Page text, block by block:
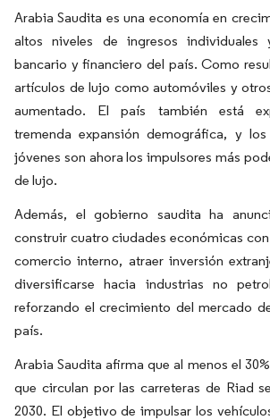
Arabia Saudita es una economía en
altos niveles de ingresos
bancario y financiero del país. Como
artículos de lujo como automóviles y
aumentado. El país también está
tremenda expansión demográfica, y
jóvenes son ahora los impulsores más
de lujo.
Además, el gobierno saudita ha
construir cuatro ciudades económicas
comercio interno, atraer inversión
diversificarse hacia industrias no
reforzando el crecimiento del mercado
país.
Arabia Saudita afirma que al menos el
que circulan por las carreteras de Riad
2030. El objetivo de impulsar los